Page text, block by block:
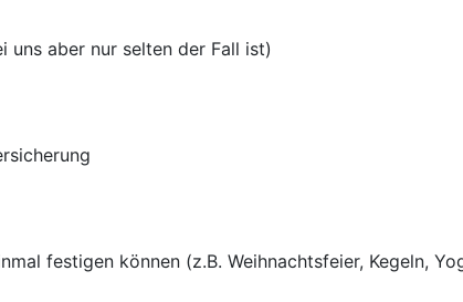
uns aber nur selten der Fall ist)
festigen können (z.B. Weihnachtsfeier, Kegeln,